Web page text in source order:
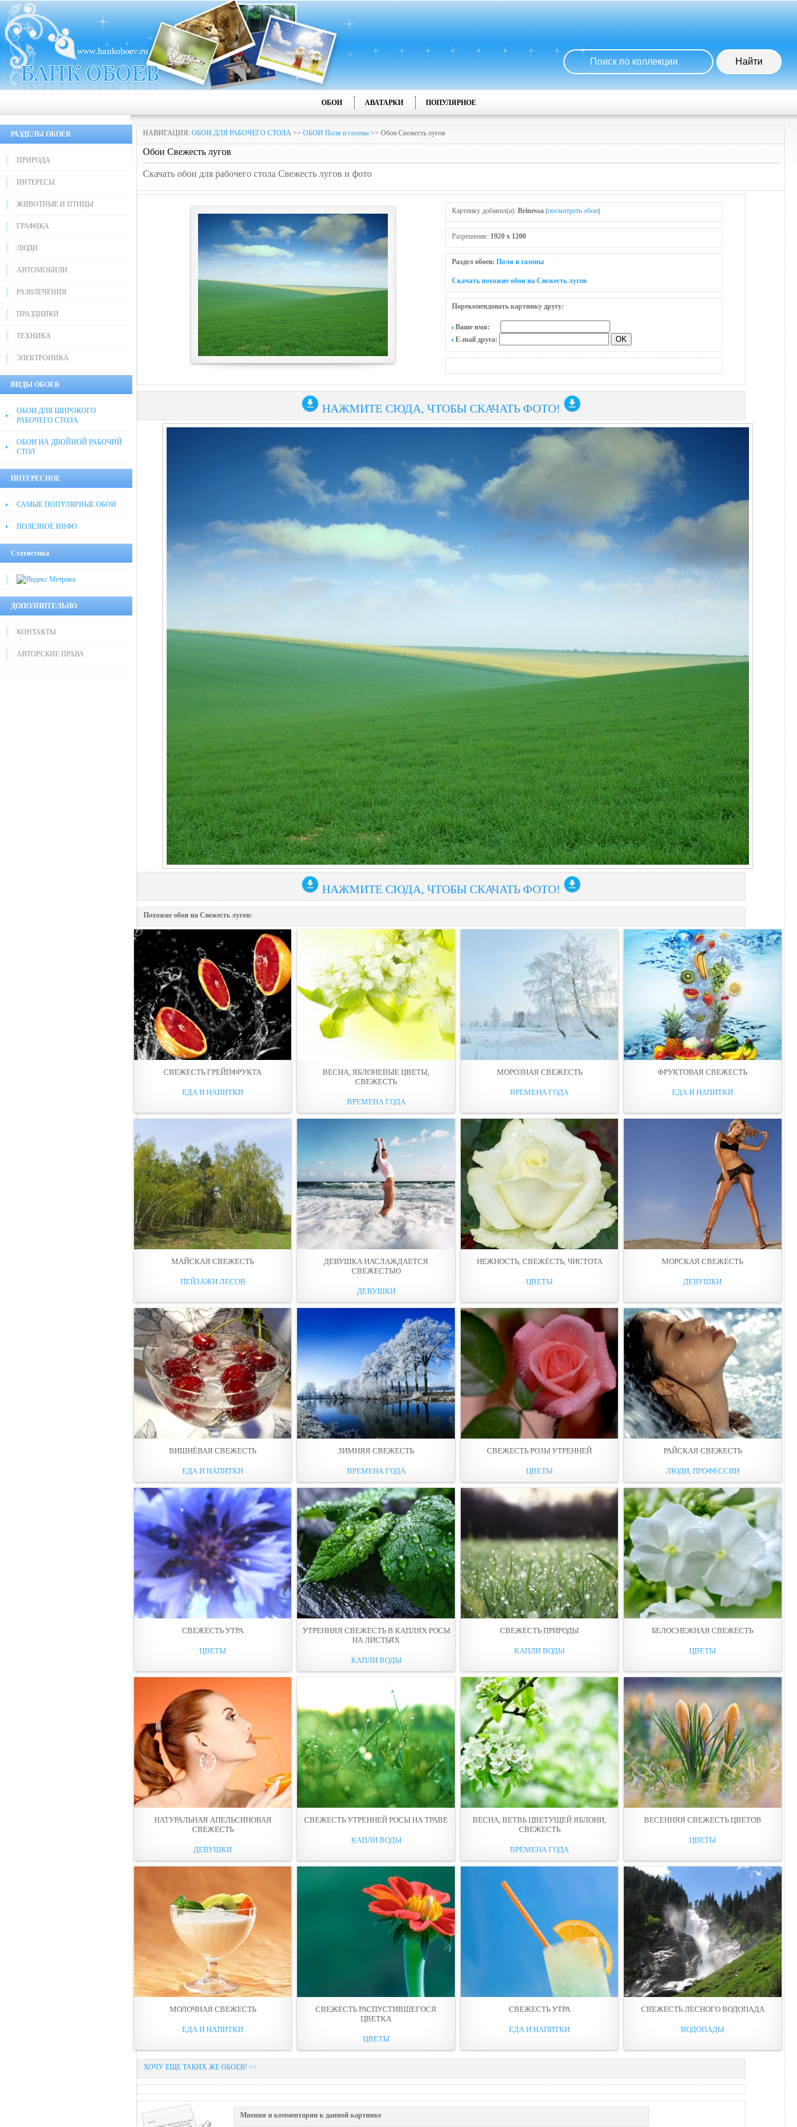
ОБОИ АВАТАРКИ ПОПУЛЯРНОЕ
РАЗДЕЛЫ ОБОЕВ
ПРИРОДА
ИНТЕРЕСЫ
ЖИВОТНЫЕ И ПТИЦЫ
ГРАФИКА
ЛЮДИ
АВТОМОБИЛИ
РАЗВЛЕЧЕНИЯ
ПРАЗДНИКИ
ТЕХНИКА
ЭЛЕКТРОНИКА
ВИДЫ ОБОЕВ
ОБОИ ДЛЯ ШИРОКОГО
РАБОЧЕГО СТОЛА
ОБОИ НА ДВОЙНОЙ РАБОЧИЙ
СТОЛ
ИНТЕРЕСНОЕ
САМЫЕ ПОПУЛЯРНЫЕ ОБОИ
ПОЛЕЗНОЕ ИНФО
Статистика
ДОПОЛНИТЕЛЬНО
КОНТАКТЫ
АВТОРСКИЕ ПРАВА
НАВИГАЦИЯ: ОБОИ ДЛЯ РАБОЧЕГО СТОЛА >> ОБОИ Поля и газоны >> Обои Свежесть лугов
Обои Свежесть лугов
Скачать обои для рабочего стола Свежесть лугов и фото
Картинку добавил(а): Brinessa (посмотреть обои)
Разрешение: 1920 x 1200
Раздел обоев: Поля и газоны
Скачать похожие обои на Свежесть лугов
Порекомендовать картинку другу:
Ваше имя:
E-mail друга:
НАЖМИТЕ СЮДА, ЧТОБЫ СКАЧАТЬ ФОТО!
НАЖМИТЕ СЮДА, ЧТОБЫ СКАЧАТЬ ФОТО!
Похожие обои на Свежесть лугов:
СВЕЖЕСТЬ ГРЕЙПФРУКТА
ЕДА И НАПИТКИ
ВЕСНА, ЯБЛОНЕВЫЕ ЦВЕТЫ,
СВЕЖЕСТЬ
ВРЕМЕНА ГОДА
МОРОЗНАЯ СВЕЖЕСТЬ
ВРЕМЕНА ГОДА
ФРУКТОВАЯ СВЕЖЕСТЬ
ЕДА И НАПИТКИ
МАЙСКАЯ СВЕЖЕСТЬ
ПЕЙЗАЖИ ЛЕСОВ
ДЕВУШКА НАСЛАЖДАЕТСЯ
СВЕЖЕСТЬЮ
ДЕВУШКИ
НЕЖНОСТЬ, СВЕЖЕСТЬ, ЧИСТОТА
ЦВЕТЫ
МОРСКАЯ СВЕЖЕСТЬ
ДЕВУШКИ
ВИШНЁВАЯ СВЕЖЕСТЬ
ЕДА И НАПИТКИ
ЗИМНЯЯ СВЕЖЕСТЬ
ВРЕМЕНА ГОДА
СВЕЖЕСТЬ РОЗЫ УТРЕННЕЙ
ЦВЕТЫ
РАЙСКАЯ СВЕЖЕСТЬ
ЛЮДИ, ПРОФЕССИИ
СВЕЖЕСТЬ УТРА
ЦВЕТЫ
УТРЕННЯЯ СВЕЖЕСТЬ В КАПЛЯХ РОСЫ
НА ЛИСТЬЯХ
КАПЛИ ВОДЫ
СВЕЖЕСТЬ ПРИРОДЫ
КАПЛИ ВОДЫ
БЕЛОСНЕЖНАЯ СВЕЖЕСТЬ
ЦВЕТЫ
НАТУРАЛЬНАЯ АПЕЛЬСИНОВАЯ
СВЕЖЕСТЬ
ДЕВУШКИ
СВЕЖЕСТЬ УТРЕННЕЙ РОСЫ НА ТРАВЕ
КАПЛИ ВОДЫ
ВЕСНА, ВЕТВЬ ЦВЕТУЩЕЙ ЯБЛОНИ,
СВЕЖЕСТЬ
ВРЕМЕНА ГОДА
ВЕСЕННЯЯ СВЕЖЕСТЬ ЦВЕТОВ
ЦВЕТЫ
МОЛОЧНАЯ СВЕЖЕСТЬ
ЕДА И НАПИТКИ
СВЕЖЕСТЬ РАСПУСТИВШЕГОСЯ
ЦВЕТКА
ЦВЕТЫ
СВЕЖЕСТЬ УТРА
ЕДА И НАПИТКИ
СВЕЖЕСТЬ ЛЕСНОГО ВОДОПАДА
ВОДОПАДЫ
ХОЧУ ЕЩЕ ТАКИХ ЖЕ ОБОЕВ! >>
Мнения и комментарии к данной картинке